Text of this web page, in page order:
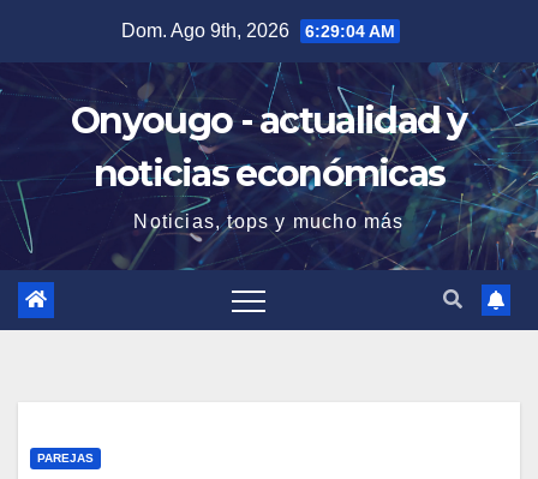
contenido
Dom. Ago 9th, 2026 6:29:05 AM
Onyougo - actualidad y
noticias económicas
Noticias, tops y mucho más
PAREJAS